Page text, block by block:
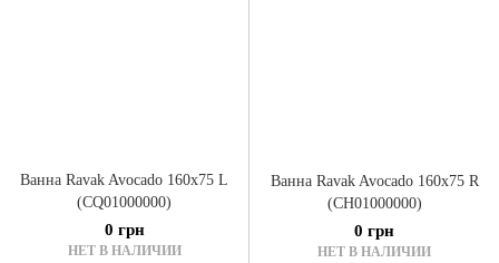
Ванна Ravak Avocado 160x75 L
(CQ01000000)
0 грн
НЕТ В НАЛИЧИИ
Ванна Ravak Avocado 160x75 R
(CH01000000)
0 грн
НЕТ В НАЛИЧИИ